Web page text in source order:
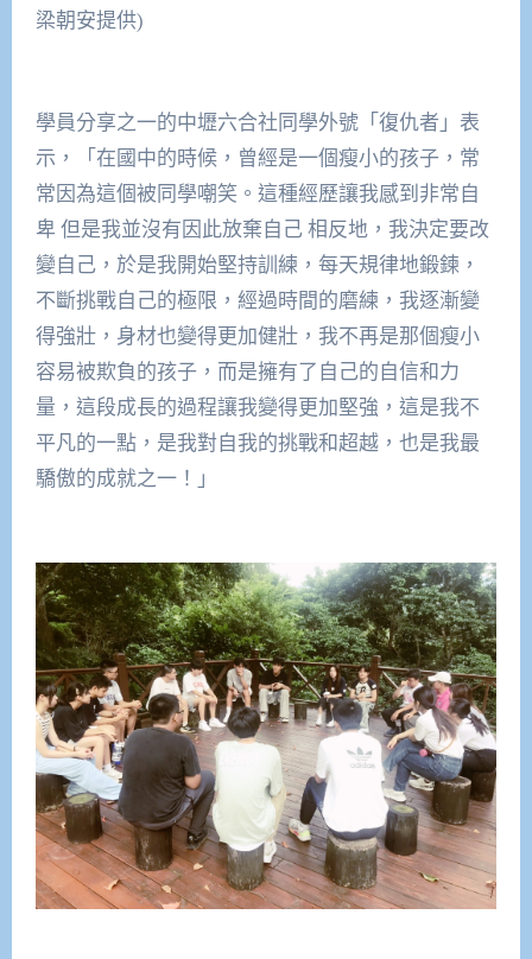
梁朝安提供)
學員分享之一的中壢六合社同學外號「復仇者」表
示，「在國中的時候，曾經是一個瘦小的孩子，常
常因為這個被同學嘲笑。這種經歷讓我感到非常自
卑 但是我並沒有因此放棄自己 相反地，我決定要改
變自己，於是我開始堅持訓練，每天規律地鍛鍊，
不斷挑戰自己的極限，經過時間的磨練，我逐漸變
得強壯，身材也變得更加健壯，我不再是那個瘦小
容易被欺負的孩子，而是擁有了自己的自信和力
量，這段成長的過程讓我變得更加堅強，這是我不
平凡的一點，是我對自我的挑戰和超越，也是我最
驕傲的成就之一！」